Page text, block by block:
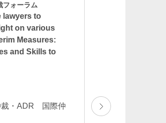
フォーラム
lawyers to
on various
Measures:
and Skills to
裁・ADR 国際仲
紛争解決 一般民
裁・ADR 大型不